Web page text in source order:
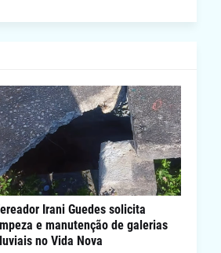
Irani Guedes solicita
e manutenção de galerias
no Vida Nova